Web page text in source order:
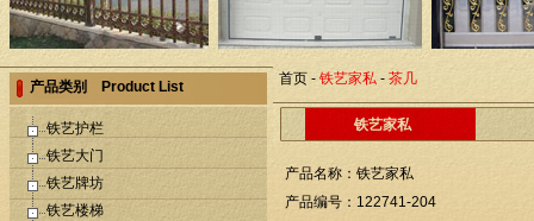
首页 - 铁艺家私 - 茶几
铁艺家私
产品名称：铁艺家私
产品编号：122741-204
产品类别 Product List
铁艺护栏
铁艺大门
铁艺牌坊
铁艺楼梯